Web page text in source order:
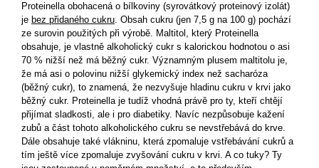
Proteinella obohacená o bílkoviny (syrovátkový proteinový izolát)
je bez přidaného cukru. Obsah cukru (jen 7,5 g na 100 g) pochází
ze surovin použitých při výrobě. Maltitol, který Proteinella
obsahuje, je vlastně alkoholický cukr s kalorickou hodnotou o asi
70 % nižší než má běžný cukr. Významným plusem maltitolu je,
že má asi o polovinu nižší glykemický index než sacharóza
(běžný cukr), to znamená, že nezvyšuje hladinu cukru v krvi jako
běžný cukr. Proteinella je tudíž vhodná právě pro ty, kteří chtějí
přijímat sladkosti, ale i pro diabetiky. Navíc nezpůsobuje kažení
zubů a část tohoto alkoholického cukru se nevstřebává do krve.
Dále obsahuje také vlákninu, která zpomaluje vstřebávání cukrů a
tím ještě více zpomaluje zvyšování cukru v krvi. A co tuky? Ty